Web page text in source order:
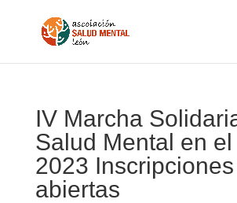
IV Marcha
Salud Mental en
2023 Inscripciones
abiertas